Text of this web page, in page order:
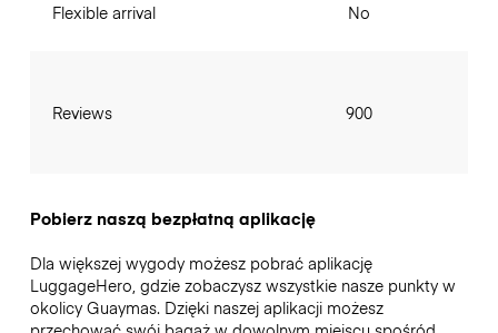
Flexible arrival
Reviews
No
900
Pobierz naszą bezpłatną aplikację
Dla większej wygody możesz pobrać aplikację
LuggageHero, gdzie zobaczysz wszystkie nasze punkty w
okolicy Guaymas. Dzięki naszej aplikacji możesz